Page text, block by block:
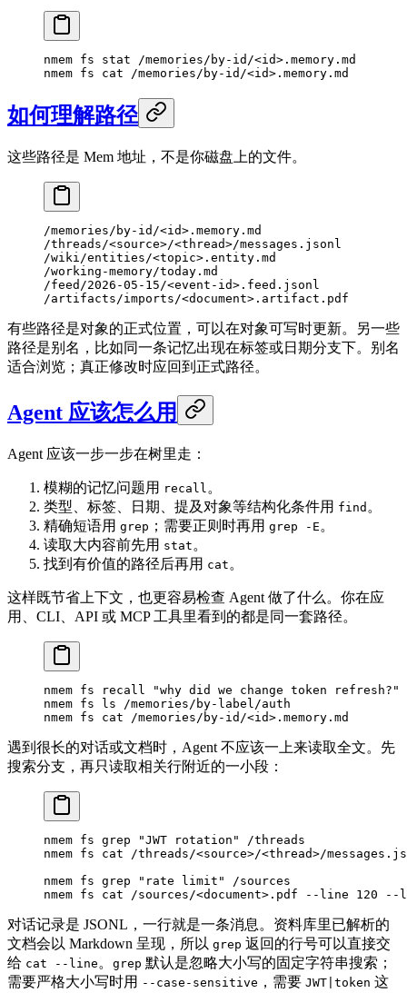
nmem fs stat /memories/by-id/<id> .memory.md
nmem fs cat /memories/by-id/<id> .memory.md
如何理解路径
这些路径是 Mem 地址，不是你磁盘上的文件。
/memories/by-id/<id>.memory.md
/threads/<source>/<thread>/messages.jsonl
/wiki/entities/<topic>.entity.md
/working-memory/today.md
/feed/2026-05-15/<event-id>.feed.jsonl
/artifacts/imports/<document>.artifact.pdf
有些路径是对象的正式位置，可以在对象可写时更新。另一些
路径是别名，比如同一条记忆出现在标签或日期分支下。别名
适合浏览；真正修改时应回到正式路径。
Agent 应该怎么用
Agent 应该一步一步在树里走：
模糊的记忆问题用 recall 。
类型、标签、日期、提及对象等结构化条件用 find 。
精确短语用 grep ；需要正则时再用 grep -E 。
读取大内容前先用 stat 。
找到有价值的路径后再用 cat 。
这样既节省上下文，也更容易检查 Agent 做了什么。你在应
用、CLI、API 或 MCP 工具里看到的都是同一套路径。
nmem fs recall "why did we change token refresh?"
nmem fs ls /memories/by-label/auth
nmem fs cat /memories/by-id/<i d> .memory.md
遇到很长的对话或文档时，Agent 不应该一上来读取全文。先
搜索分支，再只读取相关行附近的一小段：
nmem fs grep "JWT rotation"
/threads
nmem fs cat /threads/<source>/<thread>/
nmem fs grep "rate limit"
/sources
nmem fs cat /sources/<document> .pdf --line 120 --
对话记录是 JSONL，一行就是一条消息。资料库里已解析的
文档会以 Markdown 呈现，所以 grep 返回的行号可以直接交
给 cat --line 。 grep 默认是忽略大小写的固定字符串搜索；
需要严格大小写时用 --case-sensitive ，需要 JWT|token 这